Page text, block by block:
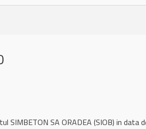
SIMBETON SA ORADEA (SIOB) in data